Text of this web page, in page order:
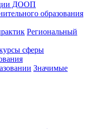
ДООП
образования
Региональный
сферы
Значимые